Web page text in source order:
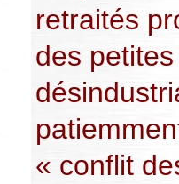
retraités
des
« conflit